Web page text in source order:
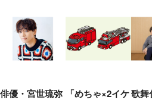
俳優・宮世琉弥
「めちゃ×2イケ歌